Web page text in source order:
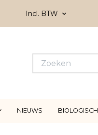
Incl. BTW
NIEUWS BIOLOGISCH